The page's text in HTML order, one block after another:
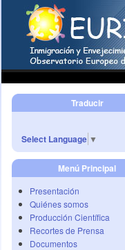
Traducir
Select Language ▼
Menú Principal
Presentación
Quiénes somos
Producción Científica
Recortes de Prensa
Documentos